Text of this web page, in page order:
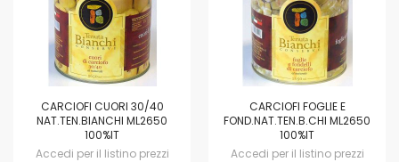
CARCIOFI CUORI 30/40
NAT.TEN.BIANCHI ML2650
100%IT
Accedi per il listino prezzi
CARCIOFI FOGLIE E
FOND.NAT.TEN.B.CHI ML2650
100%IT
Accedi per il listino prezzi